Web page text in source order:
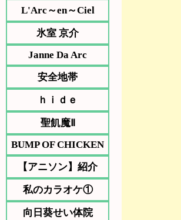
L'Arc～en～Ciel
氷室 京介
Janne Da Arc
安全地帯
ｈｉｄｅ
聖飢魔Ⅱ
BUMP OF CHICKEN
【アニソン】紹介
私のカラオケ①
向日葵せい体院